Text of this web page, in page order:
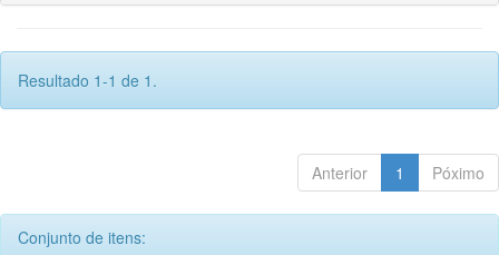
Resultado 1-1 de 1.
Anterior 1 Póximo
Conjunto de itens: